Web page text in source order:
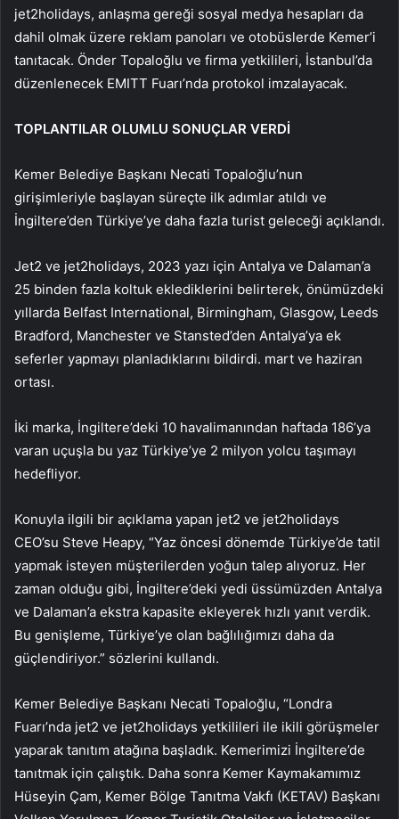
jet2holidays, anlaşma gereği sosyal medya hesapları da
dahil olmak üzere reklam panoları ve otobüslerde Kemer’i
tanıtacak. Önder Topaloğlu ve firma yetkilileri, İstanbul’da
düzenlenecek EMITT Fuarı’nda protokol imzalayacak.
TOPLANTILAR OLUMLU SONUÇLAR VERDİ
Kemer Belediye Başkanı Necati Topaloğlu’nun
girişimleriyle başlayan süreçte ilk adımlar atıldı ve
İngiltere’den Türkiye’ye daha fazla turist geleceği açıklandı.
Jet2 ve jet2holidays, 2023 yazı için Antalya ve Dalaman’a
25 binden fazla koltuk eklediklerini belirterek, önümüzdeki
yıllarda Belfast International, Birmingham, Glasgow, Leeds
Bradford, Manchester ve Stansted’den Antalya’ya ek
seferler yapmayı planladıklarını bildirdi. mart ve haziran
ortası.
İki marka, İngiltere’deki 10 havalimanından haftada 186’ya
varan uçuşla bu yaz Türkiye’ye 2 milyon yolcu taşımayı
hedefliyor.
Konuyla ilgili bir açıklama yapan jet2 ve jet2holidays
CEO’su Steve Heapy, “Yaz öncesi dönemde Türkiye’de tatil
yapmak isteyen müşterilerden yoğun talep alıyoruz. Her
zaman olduğu gibi, İngiltere’deki yedi üssümüzden Antalya
ve Dalaman’a ekstra kapasite ekleyerek hızlı yanıt verdik.
Bu genişleme, Türkiye’ye olan bağlılığımızı daha da
güçlendiriyor.” sözlerini kullandı.
Kemer Belediye Başkanı Necati Topaloğlu, “Londra
Fuarı’nda jet2 ve jet2holidays yetkilileri ile ikili görüşmeler
yaparak tanıtım atağına başladık. Kemerimizi İngiltere’de
tanıtmak için çalıştık. Daha sonra Kemer Kaymakamımız
Hüseyin Çam, Kemer Bölge Tanıtma Vakfı (KETAV) Başkanı